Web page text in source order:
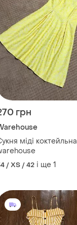
грн
міді коктейльна
/ XS / 42 і ще 1